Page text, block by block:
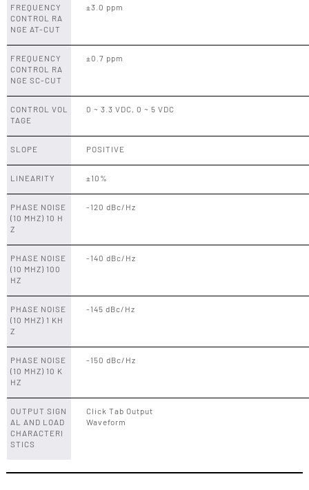
FREQUENCY
CONTROL RA
NGE AT-CUT
±3.0 ppm
FREQUENCY
CONTROL RA
NGE SC-CUT
±0.7 ppm
CONTROL VOL
TAGE
0 ~ 3.3 VDC, 0 ~ 5 VDC
SLOPE POSITIVE
LINEARITY ±10%
PHASE NOISE
(10 MHZ) 10 H
Z
-120 dBc/Hz
PHASE NOISE
(10 MHZ) 100
HZ
-140 dBc/Hz
PHASE NOISE
(10 MHZ) 1 KH
Z
-145 dBc/Hz
PHASE NOISE
(10 MHZ) 10 K
HZ
-150 dBc/Hz
OUTPUT SIGN
AL AND LOAD
CHARACTERI
STICS
Click Tab Output
Waveform